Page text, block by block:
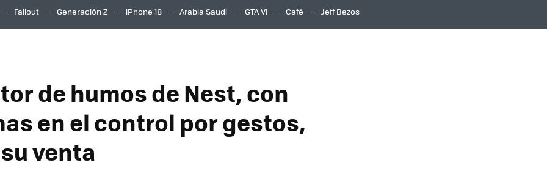
Fallout Generación Z iPhone 18 Arabia Saudí GTA VI Café Jeff Bezos
de humos de Nest, con
en el control por gestos,
venta